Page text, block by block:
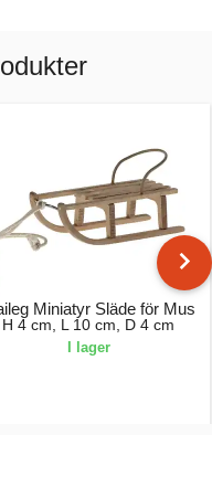
Miniatyr Släde för Mus
H 4 cm, L 10 cm, D 4 cm
I lager